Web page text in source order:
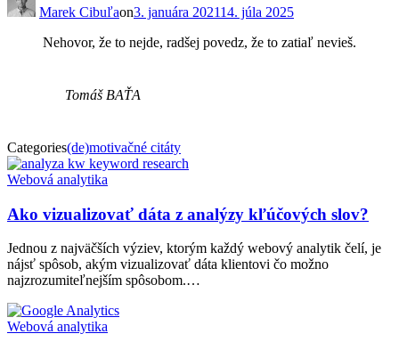
Marek Cibuľaon3. januára 202114. júla 2025
Nehovor, že to nejde, radšej povedz, že to zatiaľ nevieš.
Tomáš BAŤA
Categories(de)motivačné citáty
Navigácia
v
článku
Webová analytika
Ako vizualizovať dáta z analýzy kľúčových slov?
Jednou z najväčších výziev, ktorým každý webový analytik čelí, je
nájsť spôsob, akým vizualizovať dáta klientovi čo možno
najzrozumiteľnejším spôsobom.…
Webová analytika